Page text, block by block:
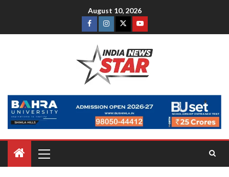
August 10, 2026